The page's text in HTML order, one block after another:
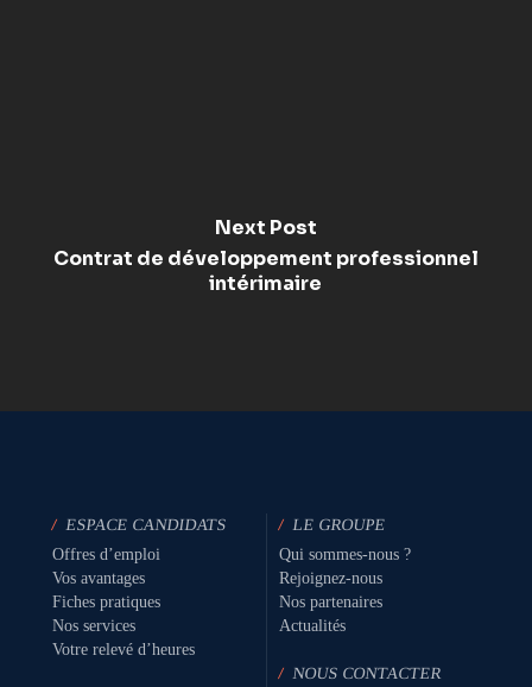
Next Post
Contrat de développement professionnel
intérimaire
/ ESPACE CANDIDATS
Offres d’emploi
Vos avantages
Fiches pratiques
Nos services
Votre relevé d’heures
/ LE GROUPE
Qui sommes-nous ?
Rejoignez-nous
Nos partenaires
Actualités
/NOUS CONTACTER